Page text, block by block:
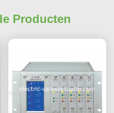
Producten